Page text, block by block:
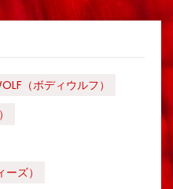
（ボディウルフ）
ズ）